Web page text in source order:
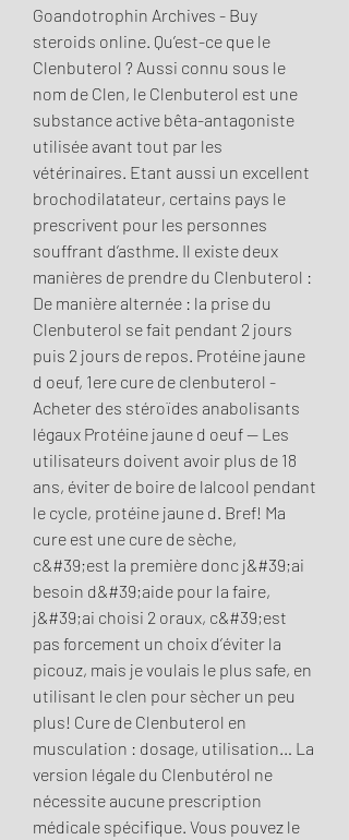
Goandotrophin Archives - Buy
steroids online. Qu’est-ce que le
Clenbuterol ? Aussi connu sous le
nom de Clen, le Clenbuterol est une
substance active bêta-antagoniste
utilisée avant tout par les
vétérinaires. Etant aussi un excellent
brochodilatateur, certains pays le
prescrivent pour les personnes
souffrant d’asthme. Il existe deux
manières de prendre du Clenbuterol :
De manière alternée : la prise du
Clenbuterol se fait pendant 2 jours
puis 2 jours de repos. Protéine jaune
d oeuf, 1ere cure de clenbuterol -
Acheter des stéroïdes anabolisants
légaux Protéine jaune d oeuf -- Les
utilisateurs doivent avoir plus de 18
ans, éviter de boire de lalcool pendant
le cycle, protéine jaune d. Bref! Ma
cure est une cure de sèche,
c&#39;est la première donc j&#39;ai
besoin d&#39;aide pour la faire,
j&#39;ai choisi 2 oraux, c&#39;est
pas forcement un choix d’éviter la
picouz, mais je voulais le plus safe, en
utilisant le clen pour sècher un peu
plus! Cure de Clenbuterol en
musculation : dosage, utilisation… La
version légale du Clenbutérol ne
nécessite aucune prescription
médicale spécifique. Vous pouvez le